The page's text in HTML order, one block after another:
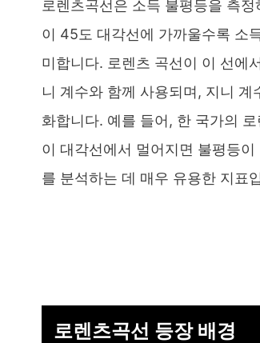
로렌츠곡선은 소득 불평등을 측
이 45도 대각선에 가까울수록 소
미합니다. 로렌츠 곡선이 이 선에
니 계수와 함께 사용되며, 지니
화합니다. 예를 들어, 한 국가의
이 대각선에서 멀어지면 불평등
를 분석하는 데 매우 유용한 지표
로렌츠곡선 등장 배경